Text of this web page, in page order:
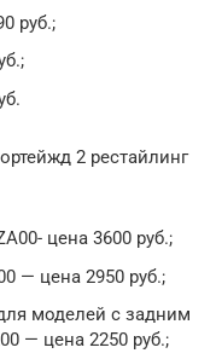
руб.;
2 рестайлинг
цена 3600 руб.;
— цена 2950 руб.;
моделей с задним
— цена 2250 руб.;